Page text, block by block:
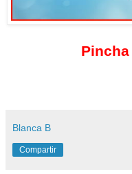
Blanca B
Compartir